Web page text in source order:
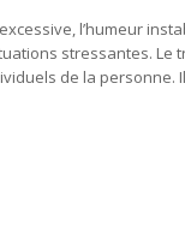
l’humeur
stressantes. Le
de la personne.